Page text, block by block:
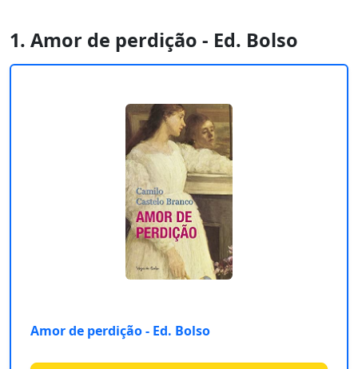
1. Amor de perdição - Ed. Bolso
Amor de perdição - Ed. Bolso